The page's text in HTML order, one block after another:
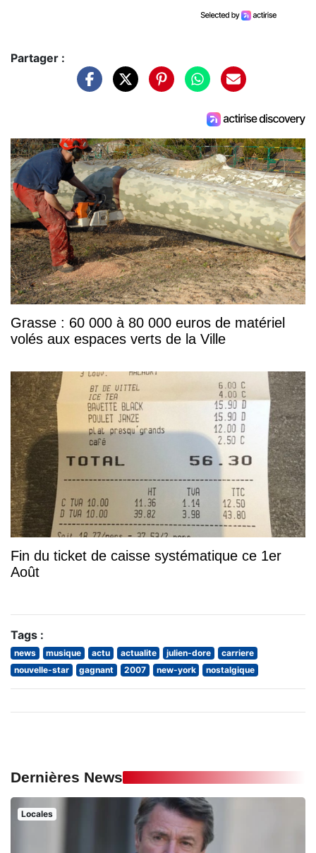
Partager :
Grasse : 60 000 à 80 000 euros de matériel
volés aux espaces verts de la Ville
Fin du ticket de caisse systématique ce 1er
Août
Tags :
news musique actu actualite julien-dore
carriere
nouvelle-star
gagnant 2007 new-york nostalgique
Dernières News
Locales